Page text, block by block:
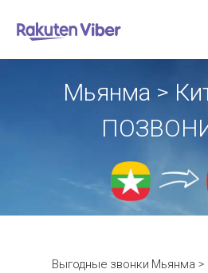
Мьянма >
Выгодные звонки Мьянма >